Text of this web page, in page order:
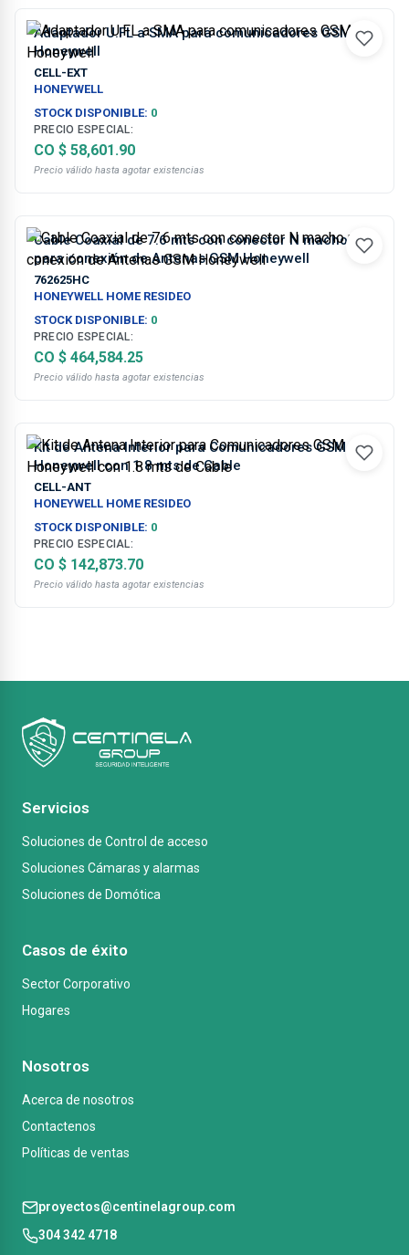
Adaptador U.FL a SMA para comunicadores GSM
Honeywell
CELL-EXT
HONEYWELL
STOCK DISPONIBLE: 0
PRECIO ESPECIAL:
CO $ 58,601.90
Precio válido hasta agotar existencias
Cable Coaxial de 7.6 mts con conector N macho
para conexión de Antenas GSM Honeywell
762625HC
HONEYWELL HOME RESIDEO
STOCK DISPONIBLE: 0
PRECIO ESPECIAL:
CO $ 464,584.25
Precio válido hasta agotar existencias
Kit de Antena Interior para Comunicadores GSM
Honeywell con 1.8 mts de Cable
CELL-ANT
HONEYWELL HOME RESIDEO
STOCK DISPONIBLE: 0
PRECIO ESPECIAL:
CO $ 142,873.70
Precio válido hasta agotar existencias
Servicios
Soluciones de Control de acceso
Soluciones Cámaras y alarmas
Soluciones de Domótica
Casos de éxito
Sector Corporativo
Hogares
Nosotros
Acerca de nosotros
Contactenos
Políticas de ventas
proyectos@centinelagroup.com
304 342 4718